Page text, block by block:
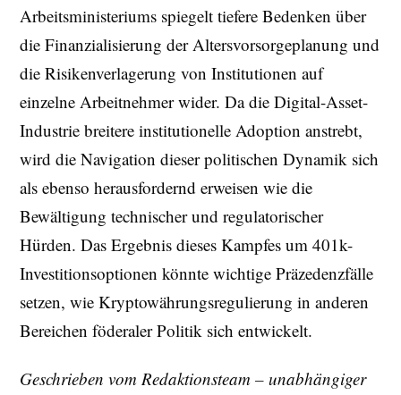
Arbeitsministeriums spiegelt tiefere Bedenken über
die Finanzialisierung der Altersvorsorgeplanung und
die Risikenverlagerung von Institutionen auf
einzelne Arbeitnehmer wider. Da die Digital-Asset-
Industrie breitere institutionelle Adoption anstrebt,
wird die Navigation dieser politischen Dynamik sich
als ebenso herausfordernd erweisen wie die
Bewältigung technischer und regulatorischer
Hürden. Das Ergebnis dieses Kampfes um 401k-
Investitionsoptionen könnte wichtige Präzedenzfälle
setzen, wie Kryptowährungsregulierung in anderen
Bereichen föderaler Politik sich entwickelt.
Geschrieben vom Redaktionsteam – unabhängiger